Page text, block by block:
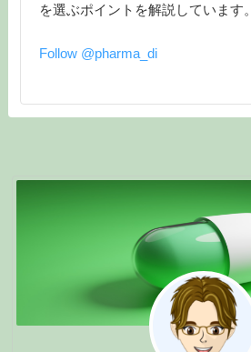
を選ぶポイントを解説しています。
Follow @pharma_di